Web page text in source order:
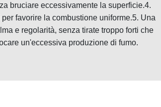
bruciare eccessivamente la superficie.4.
favorire la combustione uniforme.5. Una
e regolarità, senza tirate troppo forti che
un'eccessiva produzione di fumo.